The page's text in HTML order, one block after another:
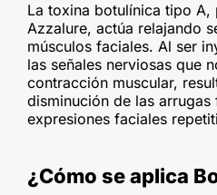
La toxina botulínica tipo
Azzalure, actúa relajando
músculos faciales. Al ser
las señales nerviosas que
contracción muscular,
disminución de las
expresiones faciales
¿Cómo se aplica